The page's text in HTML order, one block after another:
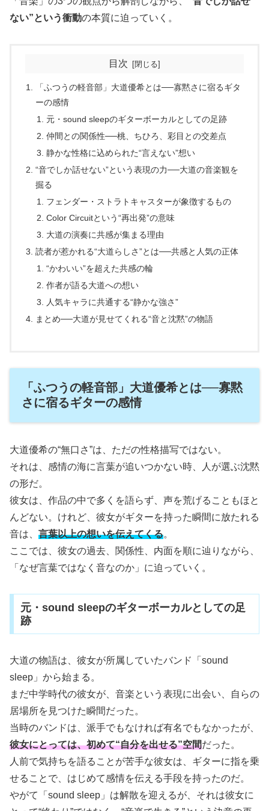
ない”という衝動の本質に迫っていく。
目次
「ふつうの軽音部」大道優希とは──寡黙さに宿るギタ
ーの感情
元・sound sleepのギターボーカルとしての足跡
仲間との関係性──桃、ちひろ、彩目との交差点
静かな性格に込められた“言えない”想い
“音でしか話せない”という表現の力──大道の音楽観を
掘る
フェンダー・ストラトキャスターが象徴するもの
Color Circuitという“再出発”の意味
大道の演奏に共感が集まる理由
読者が惹かれる“大道らしさ”とは──共感と人気の正体
“かわいい”を超えた共感の輪
作者が語る大道への想い
人気キャラに共通する“静かな強さ”
まとめ──大道が見せてくれる“音と沈黙”の物語
「ふつうの軽音部」大道優希とは──寡黙
さに宿るギターの感情
大道優希の“無口さ”は、ただの性格描写ではない。
それは、感情の海に言葉が追いつかない時、人が選ぶ沈黙
の形だ。
彼女は、作品の中で多くを語らず、声を荒げることもほと
んどない。けれど、彼女がギターを持った瞬間に放たれる
音は、 言葉以上の想いを伝えてくる。
ここでは、彼女の過去、関係性、内面を順に辿りながら、
「なぜ言葉ではなく音なのか」に迫っていく。
元・sound sleepのギターボーカルとしての足
跡
大道の物語は、彼女が所属していたバンド「sound
sleep」から始まる。
まだ中学時代の彼女が、音楽という表現に出会い、自らの
居場所を見つけた瞬間だった。
当時のバンドは、派手でもなければ有名でもなかったが、
彼女にとっては、初めて“自分を出せる”空間だった。
人前で気持ちを語ることが苦手な彼女は、ギターに指を乗
せることで、はじめて感情を伝える手段を持ったのだ。
やがて「sound sleep」は解散を迎えるが、それは彼女に